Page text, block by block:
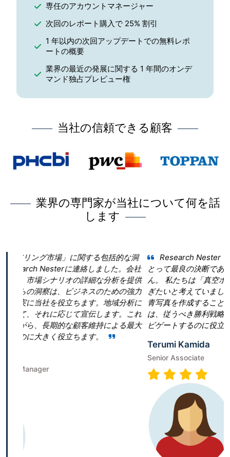
専任のアカウントマネージャー
次回のレポート購入で 25% 割引
1 年以内の次回アップデートでの無料レポ
ートの概要
業界の最近の発展に関する 1 年間のオンデ
マンド独占プレビュー権
当社の信頼できる顧客
業界の専門家が当社について何を話
します
する包括的な洞
しました。会社
細な分析を提供
スのための強力
す。地域分析に
伝します。これ
維持による最大
Research Nester を選択したことが当社の
とって最良の決断であったと言っても過言で
ん。 私たちは「真空ポンプ市場」という領域
ぎたいと考えていました。しかし、当社は効
青写真を作成することに戸惑いました。
は、従うべき勝利戦略を構築することで、成
ビゲートするのに役立ちました。